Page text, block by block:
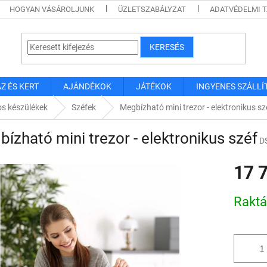
HOGYAN VÁSÁROLJUNK ÜZLETSZABÁLYZAT ADATVÉDELMI
KERESÉS
ÉS KERT AJÁNDÉKOK JÁTÉKOK INGYENES
készülékek Széfek Megbízható mini trezor - elektronikus
mini trezor - elektronikus széf
17